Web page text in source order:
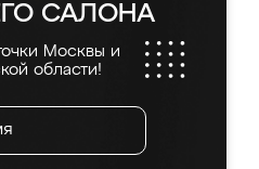
САЛОНА
Москвы и
области!